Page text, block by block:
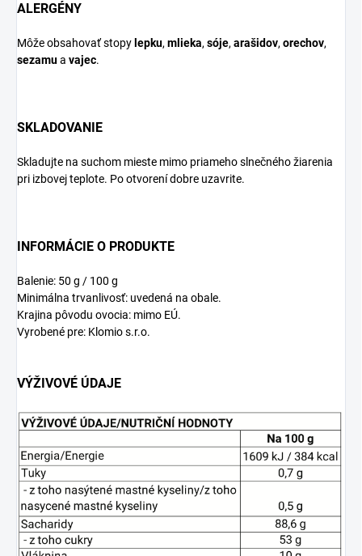
ALERGÉNY
Môže obsahovať stopy lepku,mlieka,sóje,arašidov,orechov,
sezamua vajec.
SKLADOVANIE
Skladujte na suchom mieste mimo priameho slnečného žiarenia
pri izbovej teplote. Po otvorení dobre uzavrite.
INFORMÁCIE O PRODUKTE
Balenie: 50 g / 100 g
Minimálna trvanlivosť: uvedená na obale.
Krajina pôvodu ovocia: mimo EÚ.
Vyrobené pre: Klomio s.r.o.
VÝŽIVOVÉ ÚDAJE